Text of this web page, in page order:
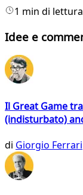
1 min di lettura
Idee e
Il Great Game
(indisturbato)
di Giorgio Ferrari